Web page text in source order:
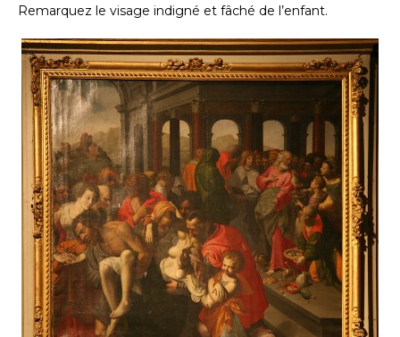
Remarquez le visage indigné et fâché de l’enfant.